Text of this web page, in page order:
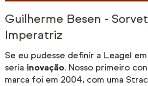
Guilherme Besen -
Imperatriz
Se eu pudesse definir a Leagel em
seria inovação. Nosso primeiro
marca foi em 2004, com uma